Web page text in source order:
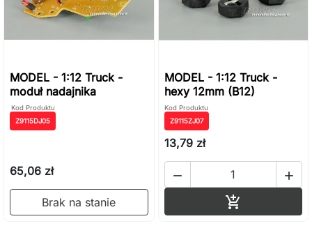
MODEL - 1:12 Truck -
moduł nadajnika
Kod Produktu
Z9115DJ05
65,06 zł
Brak na stanie
MODEL - 1:12 Truck -
hexy 12mm (B12)
Kod Produktu
Z9115ZJ07
13,79 zł
 
